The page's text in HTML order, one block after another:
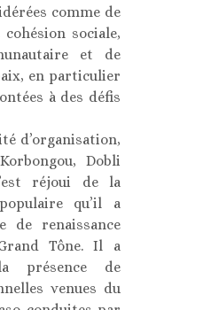
comme de
sociale,
et de
en particulier
à des défis
d’organisation,
Dobli
réjoui de la
qu’il a
de renaissance
Tône. Il a
présence de
venues du